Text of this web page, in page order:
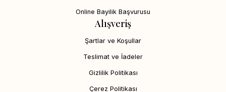
Online Bayilik Başvurusu
Alışveriş
Şartlar ve Koşullar
Teslimat ve İadeler
Gizlilik Politikası
Çerez Politikası